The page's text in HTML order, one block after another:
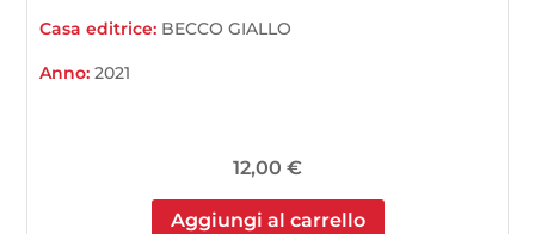
Casa editrice: BECCO GIALLO
Anno:2021
12,00 €
Aggiungi al carrello